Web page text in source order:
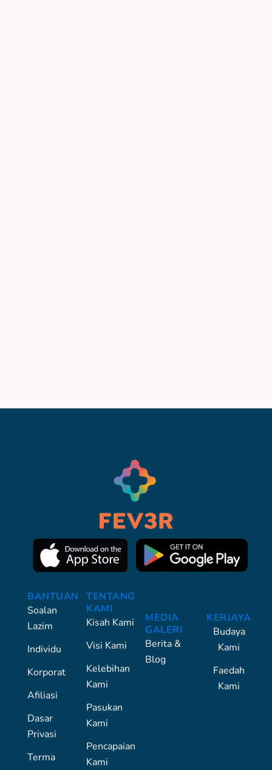
BANTUAN
Soalan
Lazim
Individu
Korporat
Afiliasi
Dasar
Privasi
Terma
TENTANG
KAMI
Kisah Kami
Visi Kami
Kelebihan
Kami
Pasukan
Kami
Pencapaian
Kami
MEDIA
GALERI
Berita &
Blog
KERJAYA
Budaya
Kami
Faedah
Kami